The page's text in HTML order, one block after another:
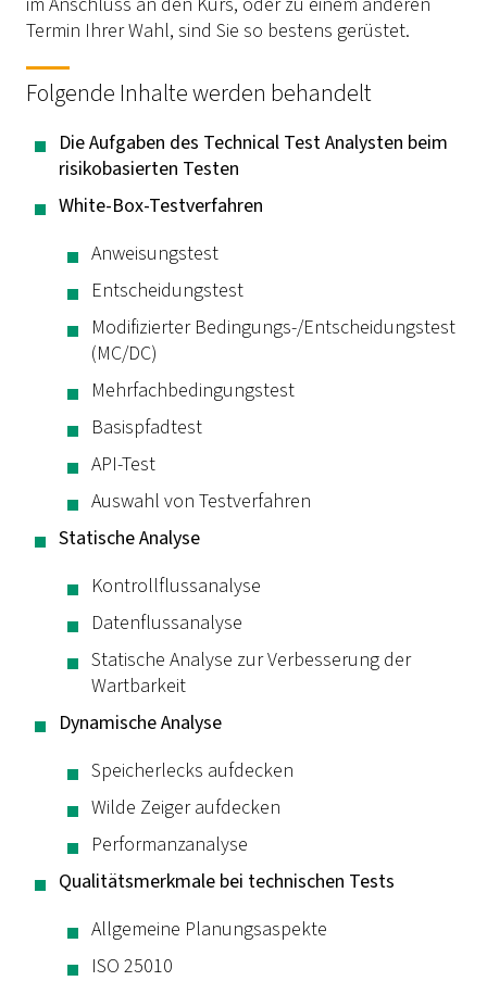
Termin Ihrer Wahl, sind Sie so bestens gerüstet.
Folgende Inhalte werden behandelt
Die Aufgaben des Technical Test Analysten beim
risikobasierten Testen
White-Box-Testverfahren
Anweisungstest
Entscheidungstest
Modifizierter Bedingungs-/Entscheidungstest
(MC/DC)
Mehrfachbedingungstest
Basispfadtest
API-Test
Auswahl von Testverfahren
Statische Analyse
Kontrollflussanalyse
Datenflussanalyse
Statische Analyse zur Verbesserung der
Wartbarkeit
Dynamische Analyse
Speicherlecks aufdecken
Wilde Zeiger aufdecken
Performanzanalyse
Qualitätsmerkmale bei technischen Tests
Allgemeine Planungsaspekte
ISO 25010